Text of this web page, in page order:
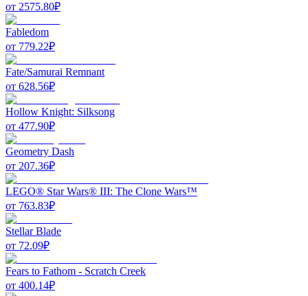
от 2575.80₽
Fabledom
от 779.22₽
Fate/Samurai Remnant
от 628.56₽
Hollow Knight: Silksong
от 477.90₽
Geometry Dash
от 207.36₽
LEGO® Star Wars® III: The Clone Wars™
от 763.83₽
Stellar Blade
от 72.09₽
Fears to Fathom - Scratch Creek
от 400.14₽